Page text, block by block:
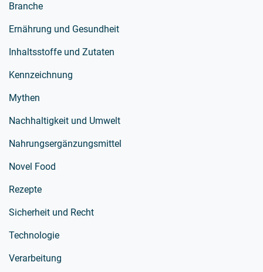
Branche
Ernährung und Gesundheit
Inhaltsstoffe und Zutaten
Kennzeichnung
Mythen
Nachhaltigkeit und Umwelt
Nahrungsergänzungsmittel
Novel Food
Rezepte
Sicherheit und Recht
Technologie
Verarbeitung